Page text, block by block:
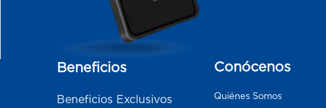
Beneficios
Beneficios Exclusivos
Conócenos
Quiénes Somos